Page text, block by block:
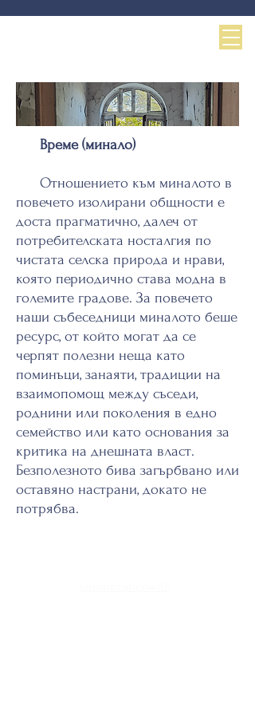
Време (минало)
Отношението към миналото в
повечето изолирани общности е
доста прагматично, далеч от
потребителската носталгия по
чистата селска природа и нрави,
която периодично става модна в
големите градове. За повечето
наши събеседници миналото беше
ресурс, от който могат да се
черпят полезни неща като
поминъци, занаяти, традиции на
взаимопомощ между съседи,
роднини или поколения в едно
семейство или като основания за
критика на днешната власт.
Безполезното бива загърбвано или
оставяно настрани, докато не
потрябва.